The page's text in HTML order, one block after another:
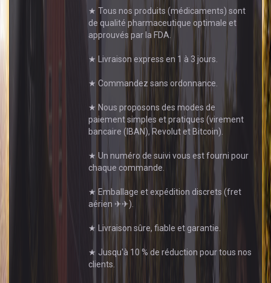
★ Tous nos produits (médicaments) sont
de qualité pharmaceutique optimale et
approuvés par la FDA.
★ Livraison express en 1 à 3 jours.
★ Commandez sans ordonnance.
★ Nous proposons des modes de
paiement simples et pratiques (virement
bancaire (IBAN), Revolut et Bitcoin).
★ Un numéro de suivi vous est fourni pour
chaque commande.
★ Emballage et expédition discrets (fret
aérien ✈✈).
★ Livraison sûre, fiable et garantie.
★ Jusqu'à 10 % de réduction pour tous nos
clients.